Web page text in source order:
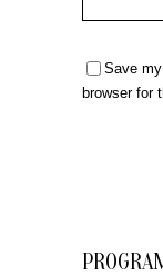
Save
browser for